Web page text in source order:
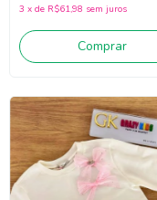
3 x de R$61,98 sem juros
Comprar